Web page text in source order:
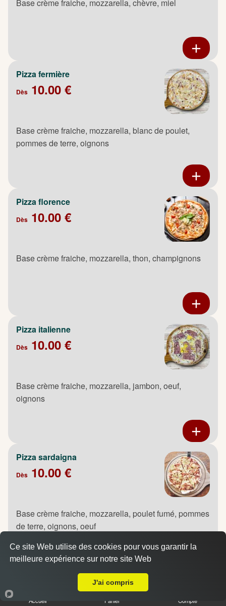
Base crème fraiche, mozzarella, chèvre, miel
Pizza fermière
Dès 10.00 €
Base crème fraiche, mozzarella, blanc de poulet,
pommes de terre, oignons
Pizza florence
Dès 10.00 €
Base crème fraiche, mozzarella, thon, champignons
Pizza italienne
Dès 10.00 €
Base crème fraiche, mozzarella, jambon, oeuf,
oignons
Pizza sardaigna
Dès 10.00 €
Base crème fraiche, mozzarella, poulet fumé, pommes
de terre, oignons, oeuf
10.00 €
Accueil Panier Compte
Ce site Web utilise des cookies pour vous garantir la
meilleure expérience sur notre site Web
J'ai compris